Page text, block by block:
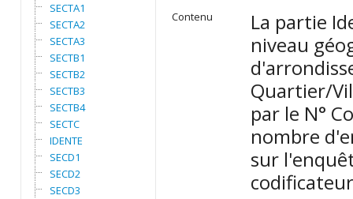
SECTA1
SECTA2
SECTA3
SECTB1
SECTB2
SECTB3
SECTB4
SECTC
IDENTE
SECD1
SECD2
SECD3
Contenu
La partie
niveau
Quartier/
par le N°
nombre
sur